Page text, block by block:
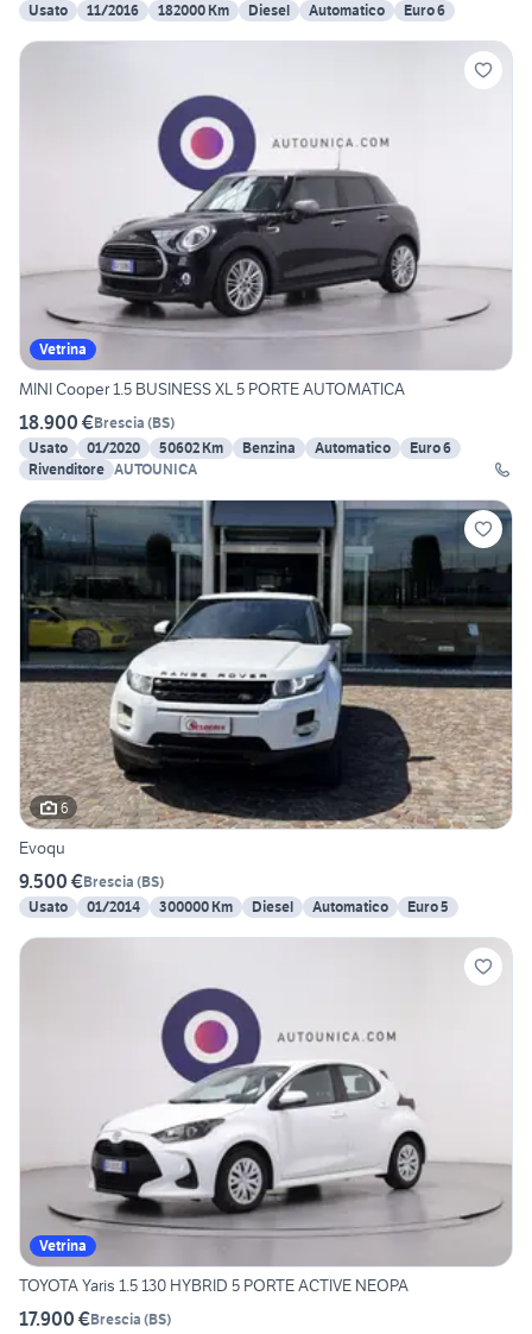
Usato
11/2016 182000 Km Diesel Automatico Euro 6
Vetrina
MINI Cooper 1.5 BUSINESS XL 5 PORTE AUTOMATICA
18.900 €Brescia (BS)
Usato
01/2020 50602 Km Benzina Automatico
Euro 6
Rivenditore AUTOUNICA
6
Evoqu
9.500 €Brescia (BS)
Usato
01/2014 300000 Km Diesel Automatico Euro 5
Vetrina
TOYOTA Yaris 1.5 130 HYBRID 5 PORTE ACTIVE NEOPA
17.900 €Brescia (BS)